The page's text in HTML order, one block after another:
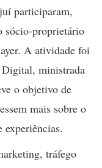
participaram,
sócio-proprietário
A atividade foi
ministrada
o objetivo de
mais sobre o
experiências.
tráfego